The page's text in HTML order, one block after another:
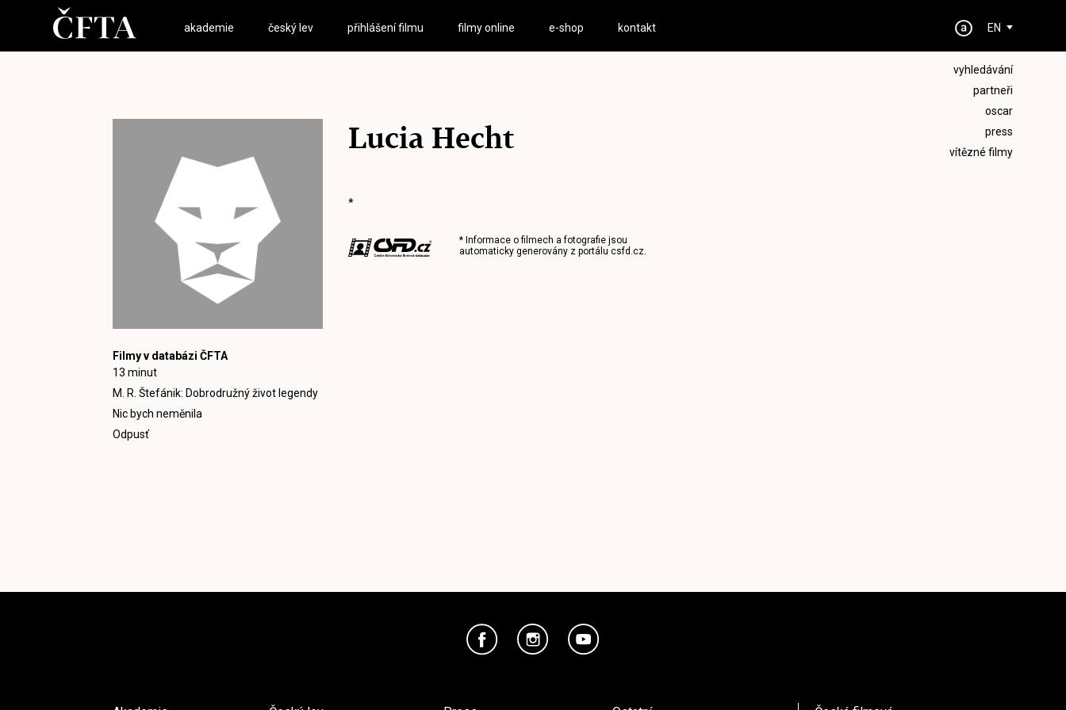
akademie český lev přihlášení filmu filmy online e-shop kontakt EN
vyhledávání
partneři
oscar
press
vítězné filmy
Filmy v databázi ČFTA
13 minut
M. R. Štefánik: Dobrodružný život legendy
Nic bych neměnila
Odpusť
Lucia Hecht
*
* Informace o filmech a fotografie jsou
automaticky generovány z portálu csfd.cz.